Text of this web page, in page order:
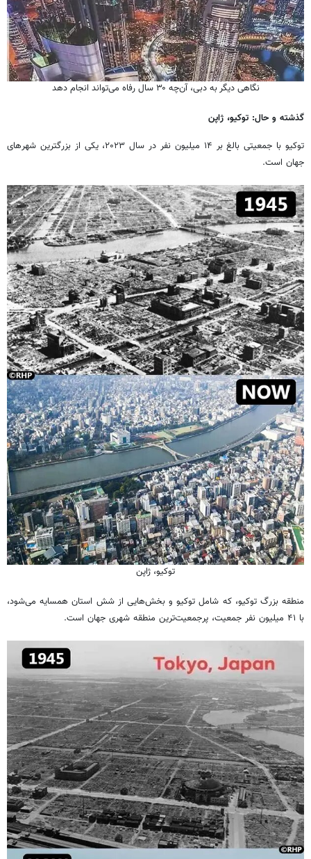
نگاهی دیگر به دبی، آن‌چه ۳۰ سال رفاه می‌تواند انجام دهد
گذشته و حال: توکیو، ژاپن
توکیو با جمعیتی بالغ بر ۱۴ میلیون نفر در سال ۲۰۲۳، یکی از بزرگترین شهرهای
جهان است.
توکیو، ژاپن
منطقه بزرگ توکیو، که شامل توکیو و بخش‌هایی از شش استان همسایه می‌شود،
با ۴۱ میلیون نفر جمعیت، پرجمعیت‌ترین منطقه شهری جهان است.